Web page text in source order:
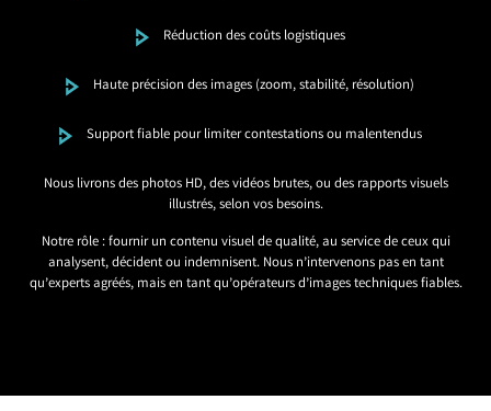
Réduction des coûts logistiques
Haute précision des images (zoom, stabilité, résolution)
Support fiable pour limiter contestations ou malentendus
Nous livrons des photos HD, des vidéos brutes, ou des rapports visuels
illustrés, selon vos besoins.
Notre rôle : fournir un contenu visuel de qualité, au service de ceux qui
analysent, décident ou indemnisent. Nous n’intervenons pas en tant
qu’experts agréés, mais en tant qu’opérateurs d’images techniques fiables.